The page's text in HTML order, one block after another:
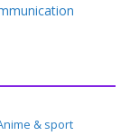
& sport